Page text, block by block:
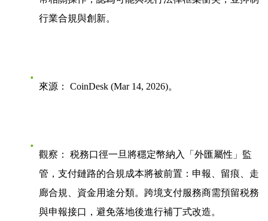
行業合規與創新。
來源： CoinDesk (Mar 14, 2026)。
觀察：
税務口徑一旦將穩定幣納入「外匯屬性」監
管，支付鏈路的合規成本將被前置：申報、留痕、走
廊合規、資金用途分類。跨境支付服務商需預留税務
與申報接口，避免落地後進行補丁式改造。